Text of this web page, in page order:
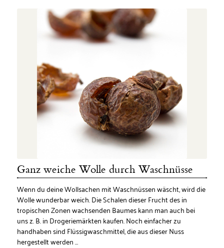
Ganz weiche Wolle durch Waschnüsse
Wenn du deine Wollsachen mit Waschnüssen wäscht, wird die
Wolle wunderbar weich. Die Schalen dieser Frucht des in
tropischen Zonen wachsenden Baumes kann man auch bei
uns z. B. in Drogeriemärkten kaufen. Noch einfacher zu
handhaben sind Flüssigwaschmittel, die aus dieser Nuss
hergestellt werden …